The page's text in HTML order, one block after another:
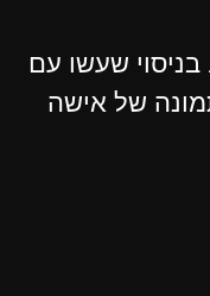
שעשו עם
של אישה